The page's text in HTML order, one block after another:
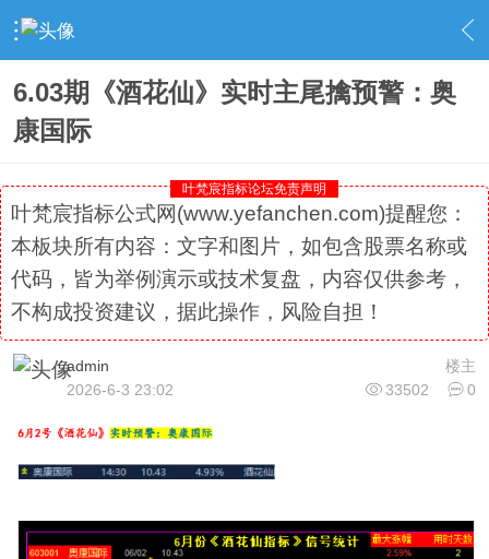
› 社区精选 › 专栏更新 › 内容
6.03期《酒花仙》实时主尾擒预警：奥
康国际
叶梵宸指标论坛免责声明
叶梵宸指标公式网(www.yefanchen.com)提醒您：
本板块所有内容：文字和图片，如包含股票名称或
代码，皆为举例演示或技术复盘，内容仅供参考，
不构成投资建议，据此操作，风险自担！
楼主
admin
33502
0
2026-6-3 23:02